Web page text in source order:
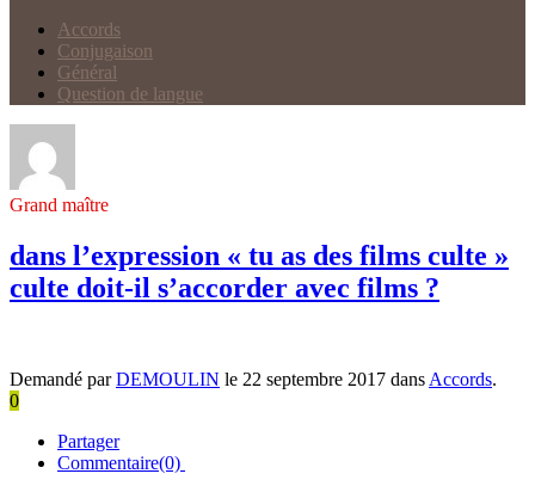
Accords
Conjugaison
Général
Question de langue
Grand maître
dans l’expression « tu as des films culte »
culte doit-il s’accorder avec films ?
Demandé parDEMOULIN le 22 septembre 2017 dans Accords.
0
Partager
Commentaire(0)